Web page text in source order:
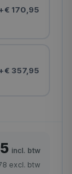
€ 170,95
€ 357,95
incl. btw
excl. btw